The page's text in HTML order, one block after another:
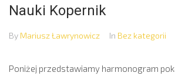
Nauki Kopernik
By Mariusz Ławrynowicz In Bez kategorii
Poniżej przedstawiamy harmonogram